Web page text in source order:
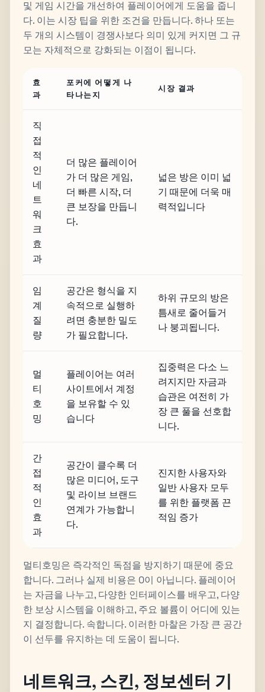
및 게임 시간을 개선하여 플레이어에게 도움을 줍니
다. 이는 시장 팁을 위한 조건을 만듭니다. 하나 또는
두 개의 시스템이 경쟁사보다 의미 있게 커지면 그 규
모는 자체적으로 강화되는 이점이 됩니다.
효
과
포커에 어떻게 나
타나는지
시장 결과
직
접
적
인
네
트
워
크
효
과
더 많은 플레이어
가 더 많은 게임,
더 빠른 시작, 더
큰 보장을 만듭니
다.
넓은 방은 이미 넓
기 때문에 더욱 매
력적입니다
임
계
질
량
공간은 형식을 지
속적으로 실행하
려면 충분한 밀도
가 필요합니다.
하위 규모의 방은
틈새로 줄어들거
나 붕괴됩니다.
멀
티
호
밍
플레이어는 여러
사이트에서 계정
을 보유할 수 있
습니다
집중력은 다소 느
려지지만 자금과
습관은 여전히 가
장 큰 풀을 선호합
니다.
간
접
적
인
효
과
공간이 클수록 더
많은 미디어, 도구
및 라이브 브랜드
연계가 가능합니
다.
진지한 사용자와
일반 사용자 모두
를 위한 플랫폼 끈
적임 증가
멀티호밍은 즉각적인 독점을 방지하기 때문에 중요
합니다. 그러나 실제 비용은 0이 아닙니다. 플레이어
는 자금을 나누고, 다양한 인터페이스를 배우고, 다양
한 보상 시스템을 이해하고, 주요 볼륨이 어디에 있는
지 결정합니다. 속합니다. 이러한 마찰은 가장 큰 공간
이 선두를 유지하는 데 도움이 됩니다.
네트워크, 스킨, 정보센터 기